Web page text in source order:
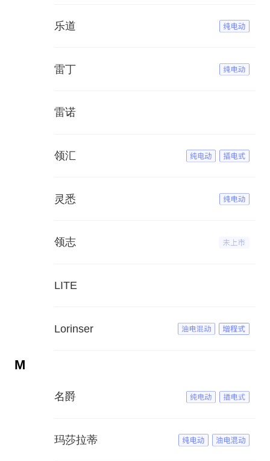
乐道
雷丁
雷诺
领汇
灵悉
领志
LITE
Lorinser
M
名爵
玛莎拉蒂